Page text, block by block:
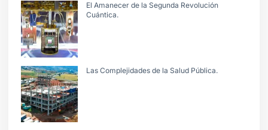
El Amanecer de la Segunda Revolución
Cuántica.
Las Complejidades de la Salud Pública.